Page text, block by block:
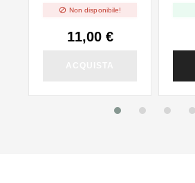
 Non disponibile!
11,00 €